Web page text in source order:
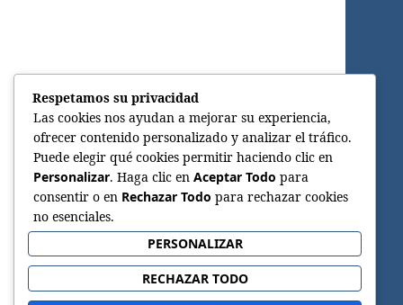
Respetamos su privacidad
Las cookies nos ayudan a mejorar su experiencia,
ofrecer contenido personalizado y analizar el tráfico.
Puede elegir qué cookies permitir haciendo clic en
Personalizar. Haga clic en Aceptar Todo para
consentir o en Rechazar Todo para rechazar cookies
no esenciales.
PERSONALIZAR
RECHAZAR TODO